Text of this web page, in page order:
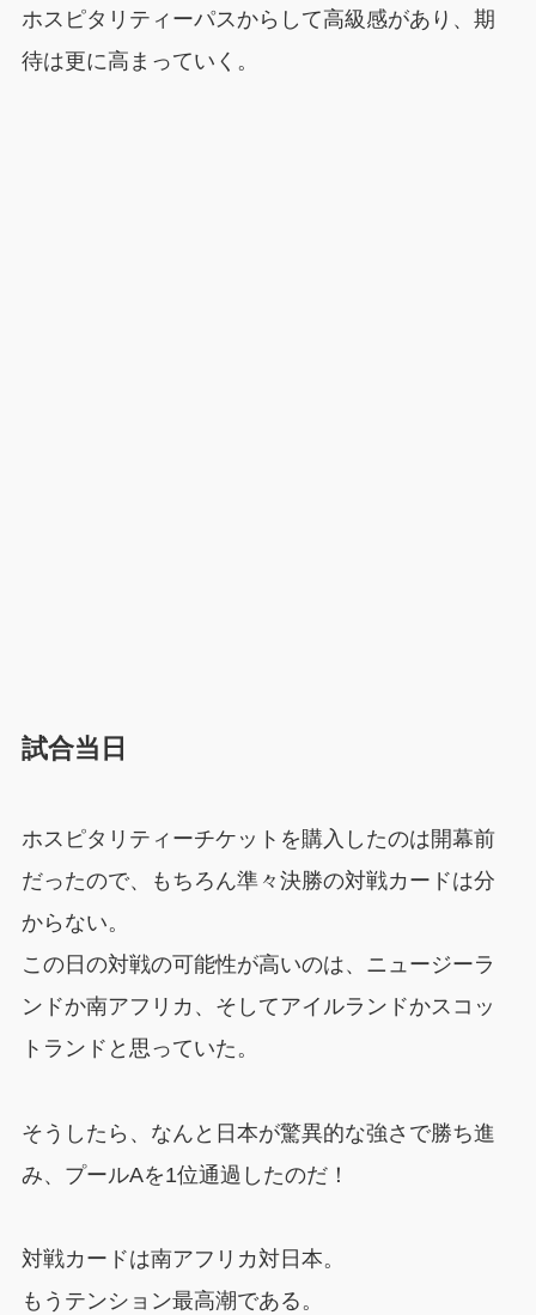
ホスピタリティーパスからして高級感があり、期
待は更に高まっていく。
試合当日
ホスピタリティーチケットを購入したのは開幕前
だったので、もちろん準々決勝の対戦カードは分
からない。
この日の対戦の可能性が高いのは、ニュージーラ
ンドか南アフリカ、そしてアイルランドかスコッ
トランドと思っていた。
そうしたら、なんと日本が驚異的な強さで勝ち進
み、プールAを1位通過したのだ！
対戦カードは南アフリカ対日本。
もうテンション最高潮である。